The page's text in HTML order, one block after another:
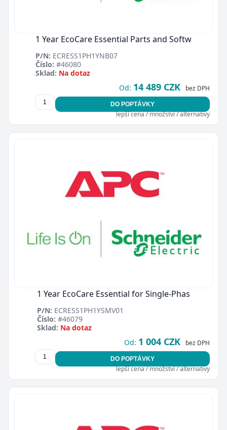
1 Year EcoCare Essential Parts and Softw
P/N: ECRESS1PH1YNB07
Číslo: #46080
Sklad: Na dotaz
Od: 14 489 CZK bez DPH
DO POPTÁVKY
lepší cena / množství / alternativy
1 Year EcoCare Essential for Single-Phas
P/N: ECRESS1PH1YSMV01
Číslo: #46079
Sklad: Na dotaz
Od: 1 004 CZK bez DPH
DO POPTÁVKY
lepší cena / množství / alternativy